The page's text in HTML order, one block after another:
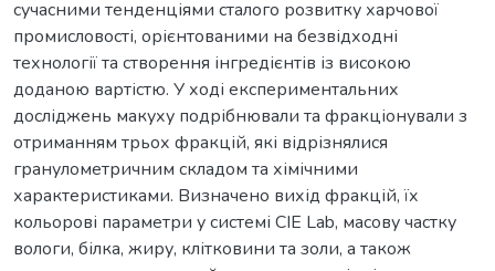
сучасними тенденціями сталого розвитку харчової
промисловості, орієнтованими на безвідходні
технології та створення інгредієнтів із високою
доданою вартістю. У ході експериментальних
досліджень макуху подрібнювали та фракціонували з
отриманням трьох фракцій, які відрізнялися
гранулометричним складом та хімічними
характеристиками. Визначено вихід фракцій, їх
кольорові параметри у системі CIE Lab, масову частку
вологи, білка, жиру, клітковини та золи, а також